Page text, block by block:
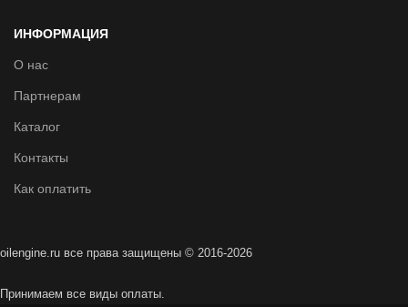
ИНФОРМАЦИЯ
О нас
Партнерам
Каталог
Контакты
Как оплатить
oilengine.ru все права защищены © 2016-2026
Принимаем все виды оплаты.